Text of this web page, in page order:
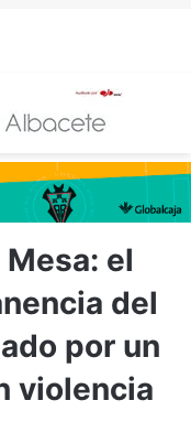
el
del
por un
violencia